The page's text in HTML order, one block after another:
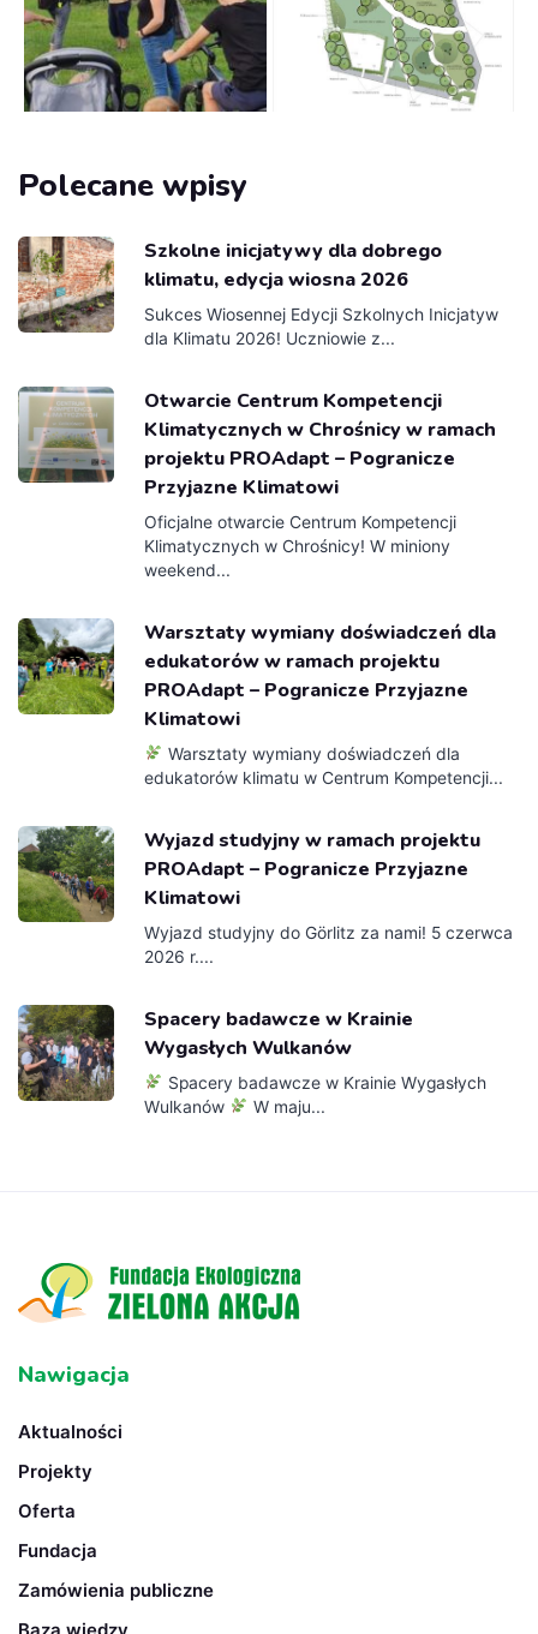
Polecane wpisy
Szkolne inicjatywy dla dobrego
klimatu, edycja wiosna 2026
Sukces Wiosennej Edycji Szkolnych Inicjatyw
dla Klimatu 2026! Uczniowie z...
Otwarcie Centrum Kompetencji
Klimatycznych w Chrośnicy w ramach
projektu PROAdapt – Pogranicze
Przyjazne Klimatowi
Oficjalne otwarcie Centrum Kompetencji
Klimatycznych w Chrośnicy! W miniony
weekend...
Warsztaty wymiany doświadczeń dla
edukatorów w ramach projektu
PROAdapt – Pogranicze Przyjazne
Klimatowi
Warsztaty wymiany doświadczeń dla
edukatorów klimatu w Centrum Kompetencji...
Wyjazd studyjny w ramach projektu
PROAdapt – Pogranicze Przyjazne
Klimatowi
Wyjazd studyjny do Görlitz za nami! 5 czerwca
2026 r....
Spacery badawcze w Krainie
Wygasłych Wulkanów
Spacery badawcze w Krainie Wygasłych
Wulkanów
W maju...
Nawigacja
Aktualności
Projekty
Oferta
Fundacja
Zamówienia publiczne